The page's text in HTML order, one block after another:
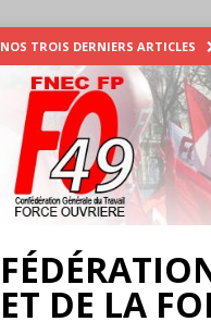
NOS TROIS DERNIERS ARTICLES
ET DE LA